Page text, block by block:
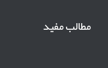
مطالب مفید